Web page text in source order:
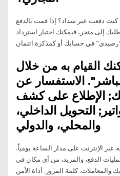
كنت دفعت عبر سداد؟ إذا قمت بالدفع
إلى متجر، فيمكنك اختيار استرداد
القيام به من خلال
الاستفسار عن
الإطلاع على كشف
التحويل الداخلي،
الإنترنت على مدار الساعة يومياً.
الدفع، والمزيد، من أي مكان في
والمعاملات. كلمة المرور. أداة الأمن